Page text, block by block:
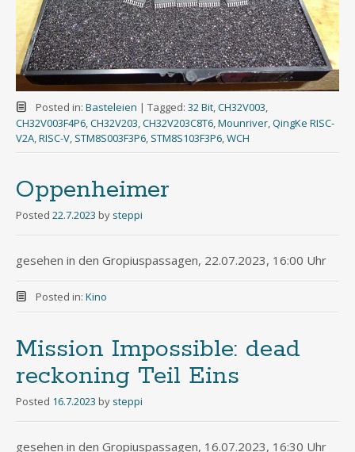
Posted in: Basteleien | Tagged: 32 Bit,CH32V003,
CH32V003F4P6,CH32V203,CH32V203C8T6,Mounriver,QingKe RISC-
V2A,RISC-V, STM8S003F3P6, STM8S103F3P6,WCH
Oppenheimer
Posted 22.7.2023 by steppi
gesehen in den Gropiuspassagen, 22.07.2023, 16:00 Uhr
Posted in: Kino
Mission Impossible: dead
reckoning Teil Eins
Posted 16.7.2023 by steppi
gesehen in den Gropiuspassagen, 16.07.2023, 16:30 Uhr